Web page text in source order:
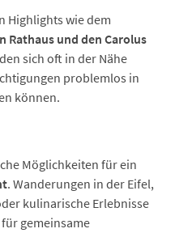
Highlights wie dem
Rathaus und den Carolus
sich oft in der Nähe
problemlos in
können.
Möglichkeiten für ein
. Wanderungen in der Eifel,
kulinarische Erlebnisse
gemeinsame